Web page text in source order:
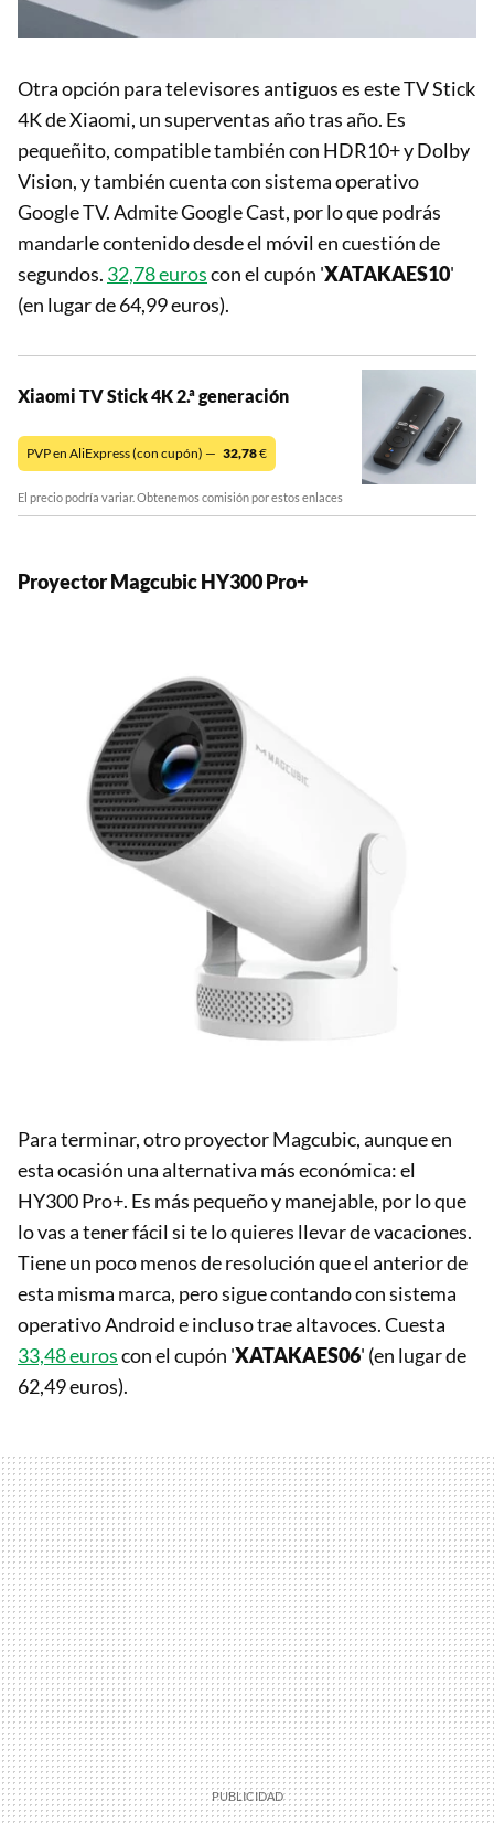
Otra opción para televisores antiguos es este TV Stick
4K de Xiaomi, un superventas año tras año. Es
pequeñito, compatible también con HDR10+ y Dolby
Vision, y también cuenta con sistema operativo
Google TV. Admite Google Cast, por lo que podrás
mandarle contenido desde el móvil en cuestión de
segundos. 32,78 euroscon el cupón 'XATAKAES10'
(en lugar de 64,99 euros).
Xiaomi TV Stick 4K 2.ª generación
PVP en AliExpress (con cupón) — 32,78€
El precio podría variar. Obtenemos comisión por estos enlaces
Proyector Magcubic HY300 Pro+
Para terminar, otro proyector Magcubic, aunque en
esta ocasión una alternativa más económica: el
HY300 Pro+. Es más pequeño y manejable, por lo que
lo vas a tener fácil si te lo quieres llevar de vacaciones.
Tiene un poco menos de resolución que el anterior de
esta misma marca, pero sigue contando con sistema
operativo Android e incluso trae altavoces. Cuesta
33,48 euroscon el cupón 'XATAKAES06' (en lugar de
62,49 euros).